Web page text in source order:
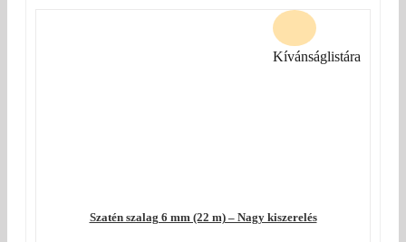
Szatén szalag 6 mm (22 m) – Nagy kiszerelés
Kívánságlistára